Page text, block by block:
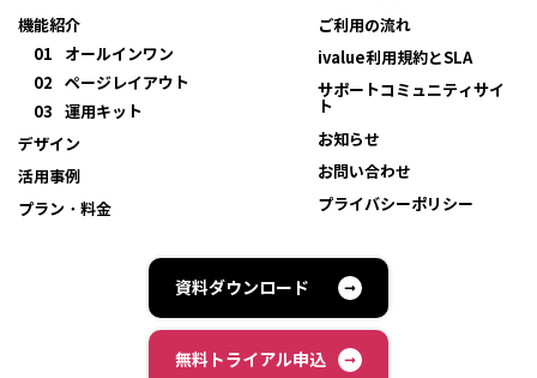
機能紹介
01
オールインワン
02
ページレイアウト
03
運用キット
デザイン
活用事例
プラン・料金
ご利用の流れ
ivalue利用規約とSLA
サポートコミュニティサイ
ト
お知らせ
お問い合わせ
プライバシーポリシー
資料ダウンロード
無料トライアル申込